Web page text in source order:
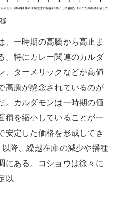
、一時期の高騰から高止ま
。特にカレー関連のカルダ
、ターメリックなどが高値
高騰が懸念されているのが
。カルダモンは一時期の価
積を縮小していることが一
安定した価格を形成してき
降、繰越在庫の減少や播種
にある。コショウは徐々に
以